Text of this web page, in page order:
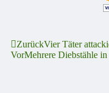
ZurückVier Täter
VorMehrere Diebstähle in